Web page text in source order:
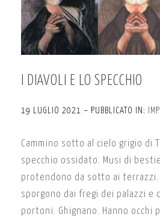
I DIAVOLI E LO SPECCHIO
19 LUGLIO 2021 – PUBBLICATO IN:
Cammino sotto al cielo grigio di
specchio ossidato. Musi di
protendono da sotto ai
sporgono dai fregi dei palazzi e
portoni. Ghignano. Hanno occhi